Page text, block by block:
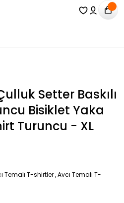
Setter Baskılı
Bisiklet Yaka
Turuncu - XL
Temalı T-shirtler,Avcı Temalı T-